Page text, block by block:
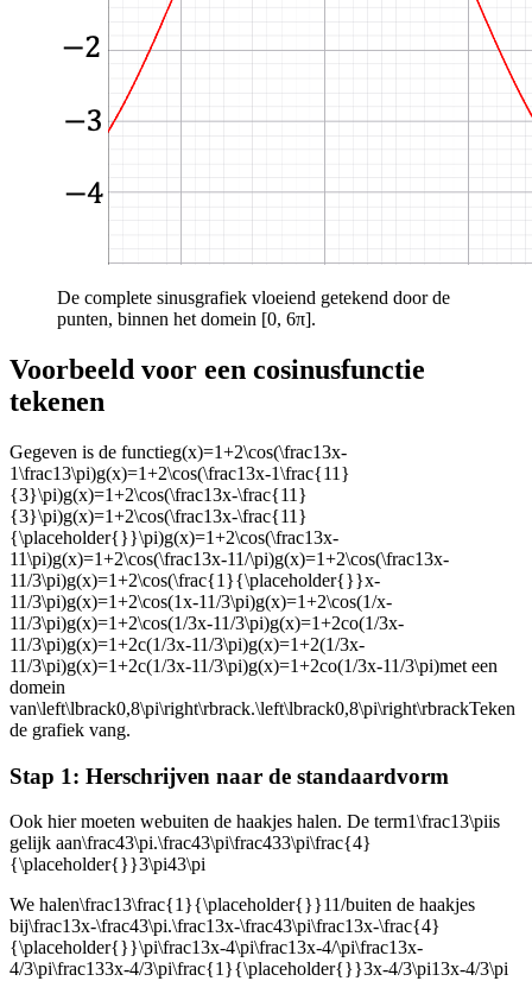
De complete sinusgrafiek vloeiend getekend door de
punten, binnen het domein [0, 6π].
Voorbeeld voor een cosinusfunctie
tekenen
Gegeven is de functieg(x)=1+2\cos(\frac13x-
1\frac13\pi)g(x)=1+2\cos(\frac13x-1\frac{11}
{3}\pi)g(x)=1+2\cos(\frac13x-\frac{11}
{3}\pi)g(x)=1+2\cos(\frac13x-\frac{11}
{\placeholder{}}\pi)g(x)=1+2\cos(\frac13x-
11\pi)g(x)=1+2\cos(\frac13x-11/\pi)g(x)=1+2\cos(\frac13x-
11/3\pi)g(x)=1+2\cos(\frac{1}{\placeholder{}}x-
11/3\pi)g(x)=1+2\cos(1x-11/3\pi)g(x)=1+2\cos(1/x-
11/3\pi)g(x)=1+2\cos(1/3x-11/3\pi)g(x)=1+2co(1/3x-
11/3\pi)g(x)=1+2c(1/3x-11/3\pi)g(x)=1+2(1/3x-
11/3\pi)g(x)=1+2c(1/3x-11/3\pi)g(x)=1+2co(1/3x-11/3\pi)met een
domein
van\left\lbrack0,8\pi\right\rbrack.\left\lbrack0,8\pi\right\rbrackTeken
de grafiek vang.
Stap 1: Herschrijven naar de standaardvorm
Ook hier moeten webuiten de haakjes halen. De term1\frac13\piis
gelijk aan\frac43\pi.\frac43\pi\frac433\pi\frac{4}
{\placeholder{}}3\pi43\pi
We halen\frac13\frac{1}{\placeholder{}}11/buiten de haakjes
bij\frac13x-\frac43\pi.\frac13x-\frac43\pi\frac13x-\frac{4}
{\placeholder{}}\pi\frac13x-4\pi\frac13x-4/\pi\frac13x-
4/3\pi\frac133x-4/3\pi\frac{1}{\placeholder{}}3x-4/3\pi13x-4/3\pi